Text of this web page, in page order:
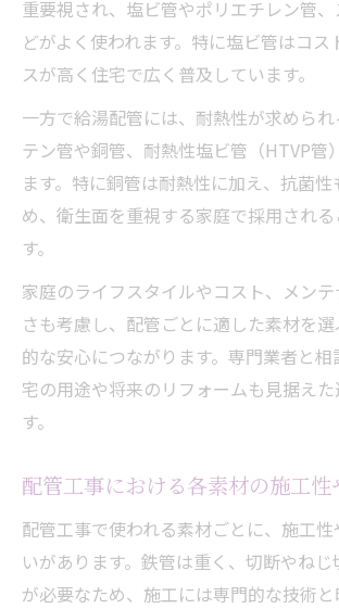
重要視され、塩ビ管やポリエチレン管
どがよく使われます。特に塩ビ管はコス
スが高く住宅で広く普及しています。
一方で給湯配管には、耐熱性が求めら
テン管や銅管、耐熱性塩ビ管（HTVP管
ます。特に銅管は耐熱性に加え、抗菌
め、衛生面を重視する家庭で採用され
す。
家庭のライフスタイルやコスト、メン
さも考慮し、配管ごとに適した素材を
的な安心につながります。専門業者と
宅の用途や将来のリフォームも見据え
す。
配管工事における各素材の施工性
配管工事で使われる素材ごとに、施工
いがあります。鉄管は重く、切断やね
が必要なため、施工には専門的な技術